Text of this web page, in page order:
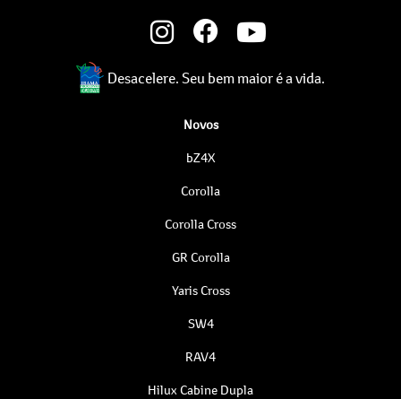
Desacelere. Seu bem maior é a vida.
Novos
bZ4X
Corolla
Corolla Cross
GR Corolla
Yaris Cross
SW4
RAV4
Hilux Cabine Dupla